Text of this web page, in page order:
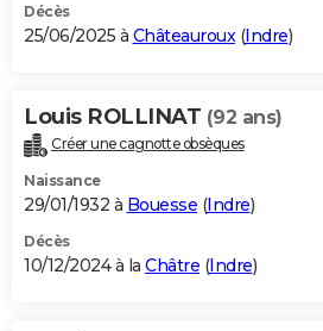
BONS PLANS
Carte de Noël
Carte Bonne année
Carte Saint-Valentin
Carte Pâques
Carte d'anniversaire
DICTIONNAIRE
Dictionnaire
Biographies
Citations
Expressions
Proverbes
PROGRAMME TV
S'inscrire
Se connecter
Lycées
Collèges
Primaires
Universités
Entreprises
Service militaire
Avis de recherche
AVIS DE DÉCÈS
Décès
25/06/2025 à Châteauroux(Indre)
Louis ROLLINAT (92 ans)
Créer une cagnotte obsèques
Naissance
29/01/1932 à Bouesse (Indre)
Décès
10/12/2024 à la Châtre (Indre)